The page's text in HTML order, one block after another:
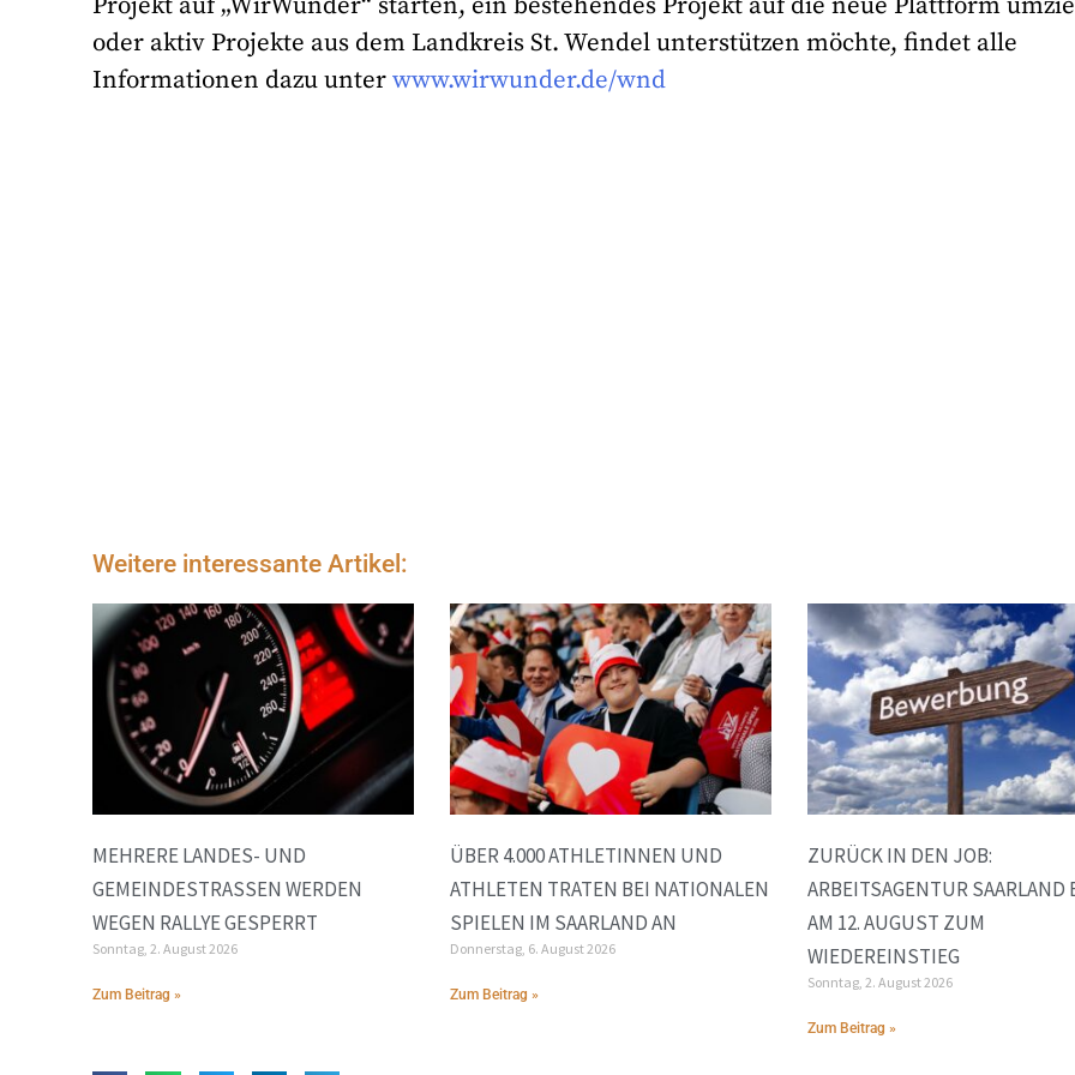
Projekt auf „WirWunder“ starten, ein bestehendes Projekt auf die neue Plattform
oder aktiv Projekte aus dem Landkreis St. Wendel unterstützen möchte, findet alle
Informationen dazu unterwww.wirwunder.de/wnd
Weitere interessante Artikel:
MEHRERE LANDES- UND
GEMEINDESTRASSEN WERDEN W
EGEN RALLYE GESPERRT
Sonntag, 2. August 2026
Zum Beitrag »
ÜBER 4.000 ATHLETINNEN UND
ATHLETEN TRATEN BEI NATIONALEN
SPIELEN IM SAARLAND AN
Donnerstag, 6. August 2026
Zum Beitrag »
ZURÜCK IN DEN JOB:
ARBEITSAGENTUR SAARLAND
AM 12. AUGUST ZUM
WIEDEREINSTIEG
Sonntag, 2. August 2026
Zum Beitrag »